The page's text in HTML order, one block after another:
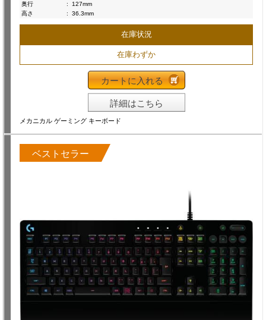
奥行
:
127mm
高さ
: 36.3mm
在庫状況
在庫わずか
カートに入れる
詳細はこちら
メカニカル ゲーミング キーボード
ベストセラー